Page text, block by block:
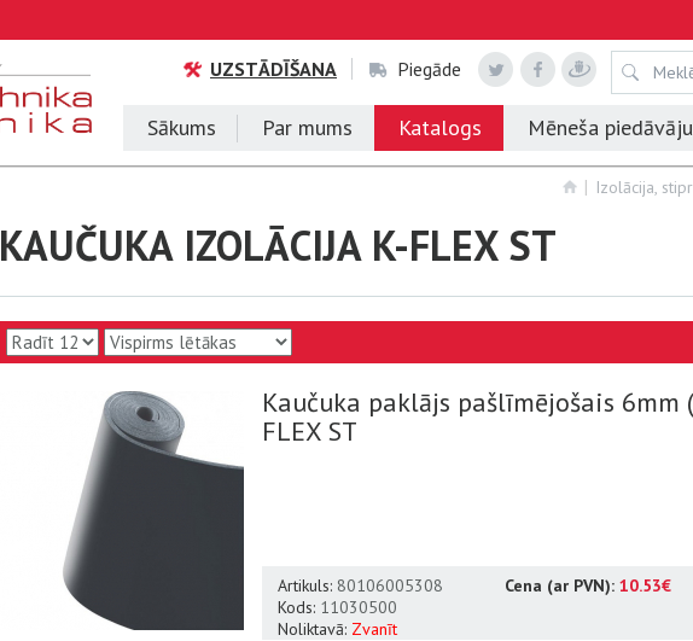
UZSTĀDĪŠANA Piegāde
Sākums Par mums Katalogs Mēneša
Izolācija,
KAUČUKA IZOLĀCIJA K-FLEX ST
Kaučuka paklājs pašlīmējošais 6mm
FLEX ST
Cena (ar PVN): 10.53€
Artikuls: 80106005308
Kods: 11030500
Noliktavā: Zvanīt